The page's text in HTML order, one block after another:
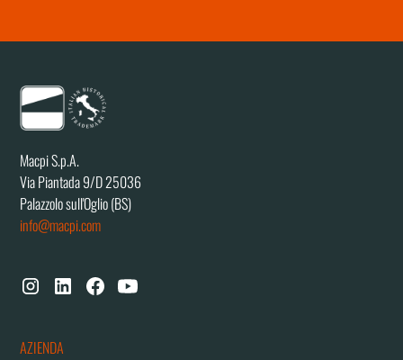
Macpi S.p.A.
Via Piantada 9/D 25036
Palazzolo sull'Oglio (BS)
info@macpi.com
AZIENDA